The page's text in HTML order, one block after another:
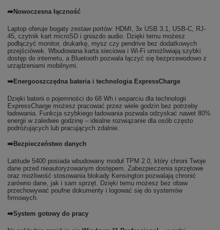
➡️Nowoczesna łączność
Laptop oferuje bogaty zestaw portów: HDMI, 3x USB 3.1, USB-C, RJ-
45, czytnik kart microSD i gniazdo audio. Dzięki temu możesz
podłączyć monitor, drukarkę, mysz czy pendrive bez dodatkowych
przejściówek. Wbudowana karta sieciowa i Wi-Fi umożliwiają szybki
dostęp do internetu, a Bluetooth pozwala łączyć się bezprzewodowo z
urządzeniami mobilnymi.
➡️Energooszczędna bateria i technologia ExpressCharge
Dzięki baterii o pojemności do 68 Wh i wsparciu dla technologii
ExpressCharge możesz pracować przez wiele godzin bez potrzeby
ładowania. Funkcja szybkiego ładowania pozwala odzyskać nawet 80%
energii w zaledwie godzinę – idealne rozwiązanie dla osób często
podróżujących lub pracujących zdalnie.
➡️Bezpieczeństwo danych
Latitude 5400 posiada wbudowany moduł TPM 2.0, który chroni Twoje
dane przed nieautoryzowanym dostępem. Zabezpieczenia sprzętowe
oraz możliwość stosowania blokady Kensington pozwalają chronić
zarówno dane, jak i sam sprzęt. Dzięki temu możesz bez obaw
przechowywać poufne dokumenty i logować się do systemów
firmowych.
➡️System gotowy do pracy